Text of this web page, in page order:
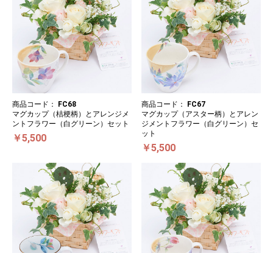
商品コード：
FC68
マグカップ（桔梗柄）とアレンジメ
ントフラワー（白グリーン）セット
￥5,500
商品コード：
FC67
マグカップ（アスター柄）とアレン
ジメントフラワー（白グリーン）セ
ット
￥5,500